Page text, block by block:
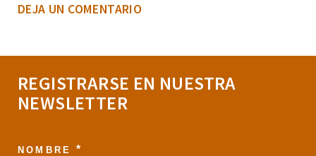
DEJA UN COMENTARIO
REGISTRARSE EN NUESTRA
NEWSLETTER
NOMBRE*